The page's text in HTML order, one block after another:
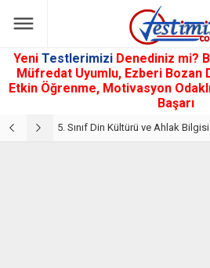
Yeni Testlerimizi Denediniz mi?
Müfredat Uyumlu, Ezberi Bozan
Etkin Öğrenme, Motivasyon
Başarı
5. Sınıf Namaz İbadeti Ünite